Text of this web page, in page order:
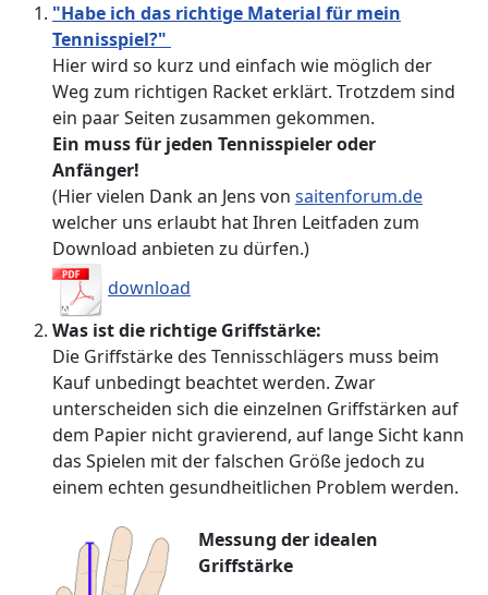
"Habe ich das richtige Material für mein
Tennisspiel?"
Hier wird so kurz und einfach wie möglich der
Weg zum richtigen Racket erklärt. Trotzdem sind
ein paar Seiten zusammen gekommen.
Ein muss für jeden Tennisspieler oder
Anfänger!
(Hier vielen Dank an Jens von saitenforum.de
welcher uns erlaubt hat Ihren Leitfaden zum
Download anbieten zu dürfen.)
download
Was ist die richtige Griffstärke:
Die Griffstärke des Tennisschlägers muss beim
Kauf unbedingt beachtet werden. Zwar
unterscheiden sich die einzelnen Griffstärken auf
dem Papier nicht gravierend, auf lange Sicht kann
das Spielen mit der falschen Größe jedoch zu
einem echten gesundheitlichen Problem werden.
Messung der idealen
Griffstärke